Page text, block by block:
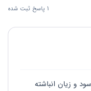
1 پاسخ ثبت شده